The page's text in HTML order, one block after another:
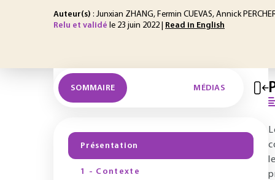
Auteur(s) : Junxian ZHANG, Fermin CUEVAS, Annick
Relu et validé le 23 juin 2022 | Read in English
SOMMAIRE MÉDIAS
Présentation
1 - Contexte